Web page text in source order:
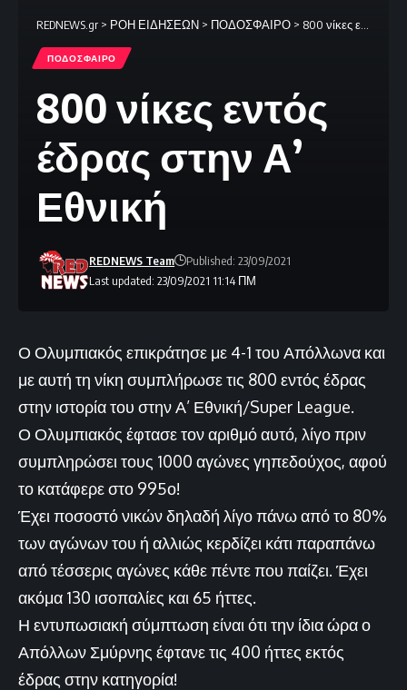
REDNEWS.gr > ΡΟΗ ΕΙΔΗΣΕΩΝ > ΠΟΔΟΣΦΑΙΡΟ > 800 νίκες εντός έδρας στην Α’ Εθνική
ΠΟΔΟΣΦΑΙΡΟ
800 νίκες εντός
έδρας στην Α’
Εθνική
Last updated: 23/09/2021 11:14 ΠΜ
REDNEWS Team Published: 23/09/2021
Ο Ολυμπιακός επικράτησε με 4-1 του Απόλλωνα και
με αυτή τη νίκη συμπλήρωσε τις 800 εντός έδρας
στην ιστορία του στην Α’ Εθνική/Super League.
Ο Ολυμπιακός έφτασε τον αριθμό αυτό, λίγο πριν
συμπληρώσει τους 1000 αγώνες γηπεδούχος, αφού
το κατάφερε στο 995ο!
Έχει ποσοστό νικών δηλαδή λίγο πάνω από το 80%
των αγώνων του ή αλλιώς κερδίζει κάτι παραπάνω
από τέσσερις αγώνες κάθε πέντε που παίζει. Έχει
ακόμα 130 ισοπαλίες και 65 ήττες.
Η εντυπωσιακή σύμπτωση είναι ότι την ίδια ώρα ο
Απόλλων Σμύρνης έφτανε τις 400 ήττες εκτός
έδρας στην κατηγορία!